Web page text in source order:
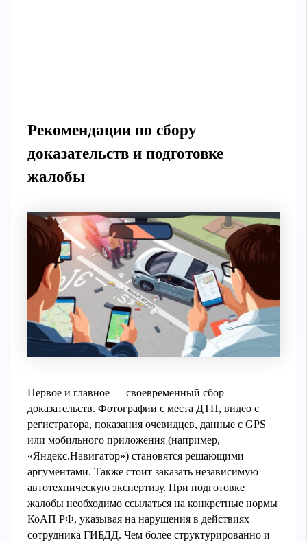
Рекомендации по сбору
доказательств и подготовке
жалобы
Первое и главное — своевременный сбор
доказательств. Фотографии с места ДТП, видео с
регистратора, показания очевидцев, данные с GPS
или мобильного приложения (например,
«Яндекс.Навигатор») становятся решающими
аргументами. Также стоит заказать независимую
автотехническую экспертизу. При подготовке
жалобы необходимо ссылаться на конкретные нормы
КоАП РФ, указывая на нарушения в действиях
сотрудника ГИБДД. Чем более структурированно и